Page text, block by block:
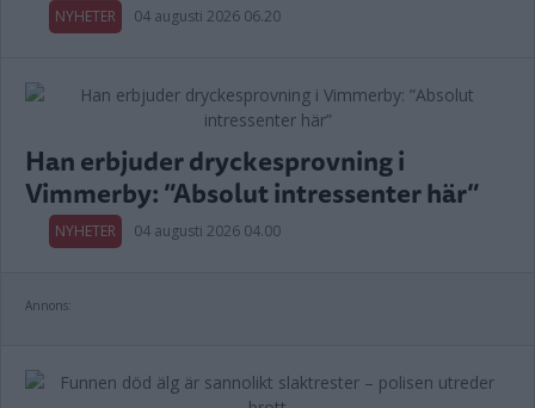
NYHETER 04 augusti 2026 06.20
Han erbjuder dryckesprovning i
Vimmerby: ”Absolut intressenter här”
NYHETER 04 augusti 2026 04.00
Annons: